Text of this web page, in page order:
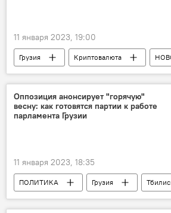
11 января 2023, 19:00
Грузия Криптовалюта
Местия
Оппозиция анонсирует "горячую"
весну: как готовятся партии к работе
парламента Грузии
11 января 2023, 18:35
ПОЛИТИКА Грузия
Грузинская мечта - демократическая Грузия